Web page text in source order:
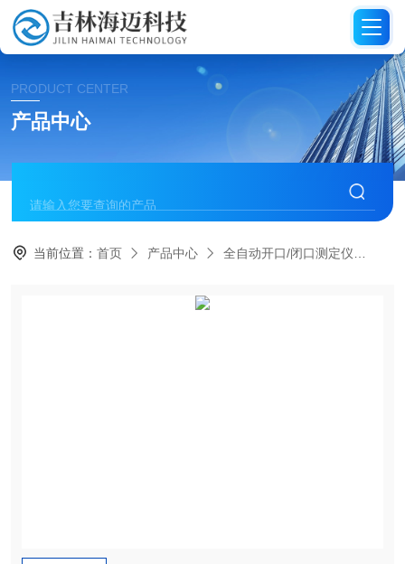
PRODUCT CENTER
产品中心
当前位置：首页 产品中心 全自动开口/闭口测定仪